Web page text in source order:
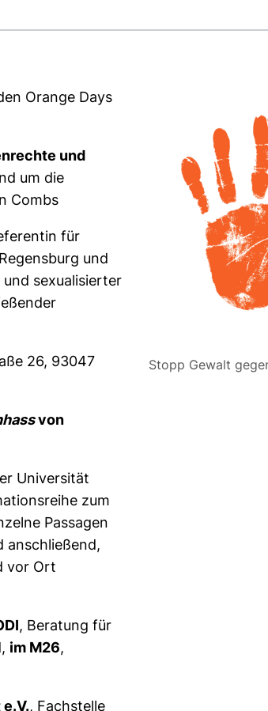
Orange Days
und
um die
Combs
für
und
sexualisierter
26, 93047
von
Universität
zum
Passagen
anschließend,
vor Ort
, Beratung für
im M26,
, Fachstelle
Stopp Gewalt